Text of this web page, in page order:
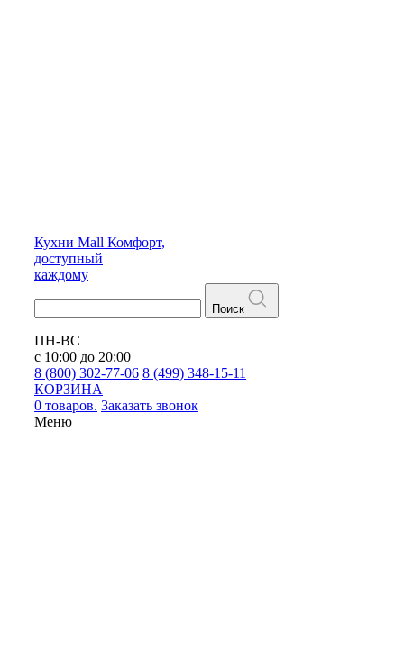
Кухни Mall Комфорт,
доступный
каждому
Поиск
ПН-ВС
с 10:00 до 20:00
8 (800) 302-77-06 8 (499) 348-15-11
КОРЗИНА
0 товаров. Заказать звонок
Меню